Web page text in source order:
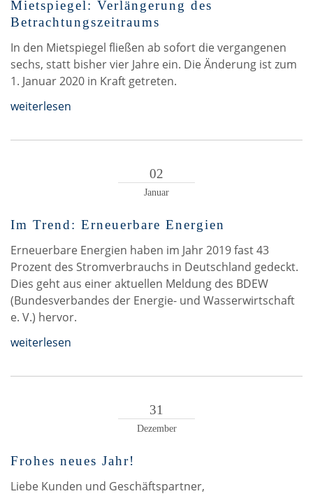
Mietspiegel: Verlängerung des
Betrachtungszeitraums
In den Mietspiegel fließen ab sofort die vergangenen
sechs, statt bisher vier Jahre ein. Die Änderung ist zum
1. Januar 2020 in Kraft getreten.
weiterlesen
02
Januar
Im Trend: Erneuerbare Energien
Erneuerbare Energien haben im Jahr 2019 fast 43
Prozent des Stromverbrauchs in Deutschland gedeckt.
Dies geht aus einer aktuellen Meldung des BDEW
(Bundesverbandes der Energie- und Wasserwirtschaft
e. V.) hervor.
weiterlesen
31
Dezember
Frohes neues Jahr!
Liebe Kunden und Geschäftspartner,